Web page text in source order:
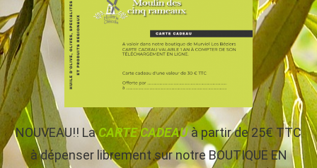
NOUVEAU!! LaCARTE CADEAUà partir de 25€ TTC
à dépenser librement sur notre BOUTIQUE EN